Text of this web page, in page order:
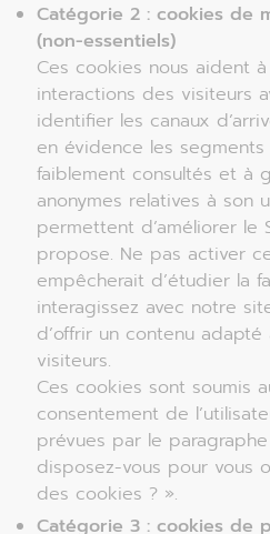
Catégorie 2 : cookies de
(non-essentiels)
Ces cookies nous aident
interactions des visiteurs
identifier les canaux
en évidence les
faiblement consultés et à
anonymes relatives à son
permettent d’améliorer le
propose. Ne pas activer
empêcherait d’étudier la
interagissez avec notre
d’offrir un contenu
visiteurs.
Ces cookies sont soumis
consentement de
prévues par le
disposez-vous pour vous
des cookies ? ».
Catégorie 3 : cookies de